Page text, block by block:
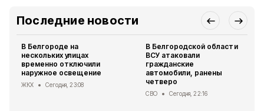
Последние новости
В Белгороде на
нескольких улицах
временно отключили
наружное освещение
ЖКХ Сегодня, 23:08
В Белгородской области
ВСУ атаковали
гражданские
автомобили, ранены
четверо
СВО Сегодня, 22:16